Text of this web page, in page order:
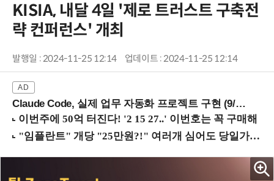
KISIA, 내달 4일 '제로 트러스트 구축전
략 컨퍼런스' 개최
발행일 : 2024-11-25 12:14 업데이트 : 2024-11-25 12:14
Claude Code, 실제 업무 자동화 프로젝트 구현 (9/16 ~17 강남역)